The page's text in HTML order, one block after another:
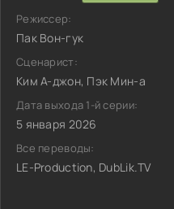
Режиссер:
Пак Вон-гук
Сценарист:
Ким А-джон, Пэк Мин-а
Дата выхода 1-й серии:
5 января 2026
Все переводы:
LE-Production, DubLik.TV